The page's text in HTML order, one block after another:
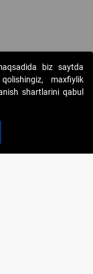
biz saytda
maxfiylik
shartlarini qabul